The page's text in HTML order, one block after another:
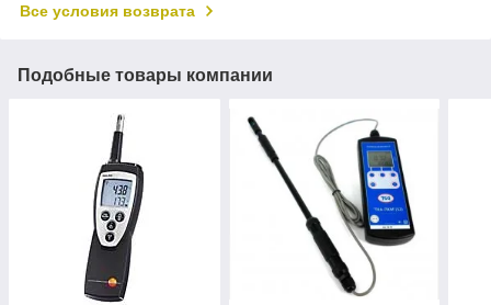
Все условия возврата
Подобные товары компании